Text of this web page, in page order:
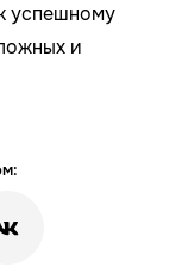
успешному
и